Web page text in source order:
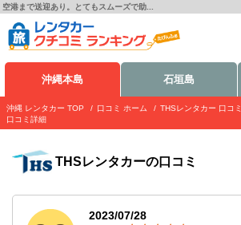
空港まで送迎あり。とてもスムーズで助...
沖縄本島 石垣島
沖縄 レンタカー TOP 口コミ ホーム THSレンタカー 口コミ
口コミ詳細
THSレンタカーの口コミ
2023/07/28